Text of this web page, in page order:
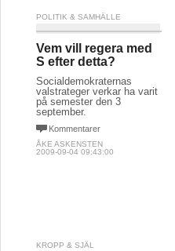
POLITIK & SAMHÄLLE
Vem vill regera med
S efter detta?
Socialdemokraternas
valstrateger verkar ha varit
på semester den 3
september.
Kommentarer
ÅKE ASKENSTEN
2009-09-04 09:43:00
KROPP & SJÄL